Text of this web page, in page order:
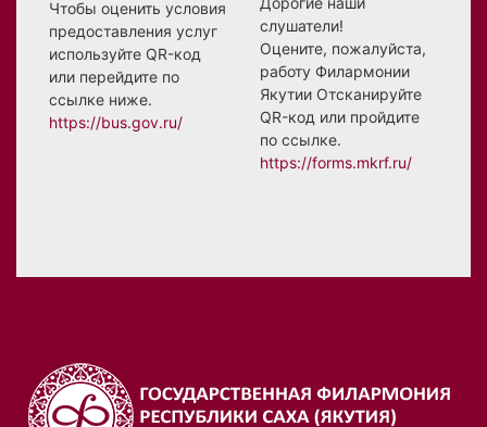
Чтобы оценить условия
предоставления услуг
используйте QR-код
или перейдите по
ссылке ниже.
https://bus.gov.ru/
слушатели!
Оцените, пожалуйста,
работу Филармонии
Якутии Отсканируйте
QR-код или пройдите
по ссылке.
https://forms.mkrf.ru/